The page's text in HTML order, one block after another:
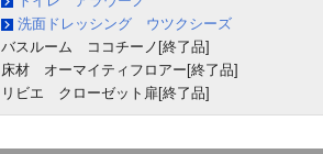
洗面ドレッシング ウツクシーズ
バスルーム ココチーノ[終了品]
床材 オーマイティフロアー[終了品]
リビエ クローゼット扉[終了品]